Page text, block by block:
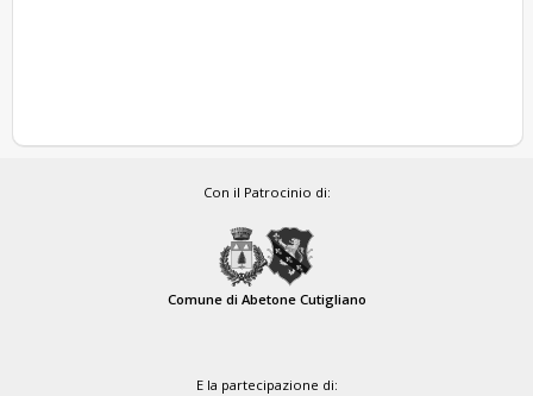
Con il Patrocinio di:
Comune di Abetone Cutigliano
E la partecipazione di: